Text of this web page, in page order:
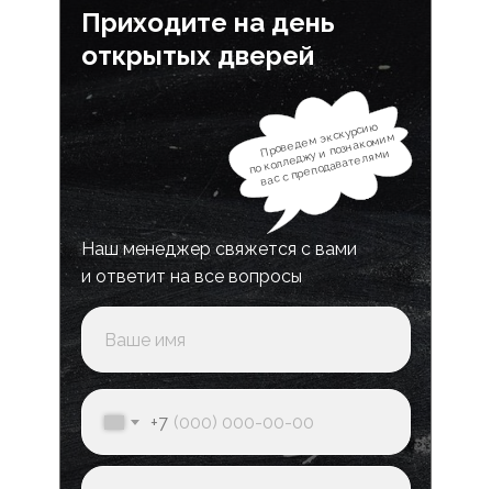
Приходите на день
открытых дверей
Наш менеджер свяжется с вами
и ответит на все вопросы
+7
Проведем экскурсию
по колледжу и познакомим
вас с преподавателями